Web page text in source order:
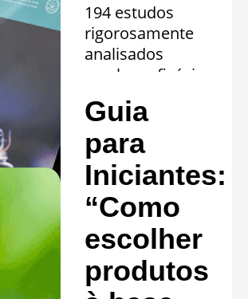
194 estudos
rigorosamente
analisados
revelam eficácia
comprovada em
20 quadros
clínicos.
Saiba mais »
Guia
para
Iniciantes:
“Como
escolher
produtos